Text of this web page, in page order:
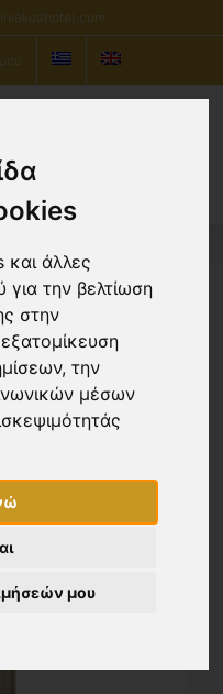
και άλλες
για την βελτίωση
στην
την
μέσων
μου